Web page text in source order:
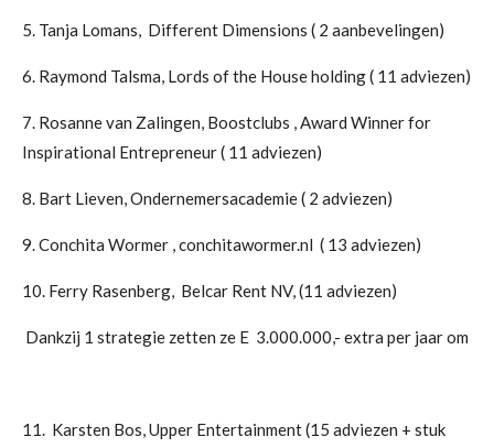
5. Tanja Lomans, Different Dimensions ( 2 aanbevelingen)
6. Raymond Talsma, Lords of the House holding ( 11 adviezen)
7. Rosanne van Zalingen, Boostclubs ,Award Winner for
Inspirational Entrepreneur( 11 adviezen)
8. Bart Lieven, Ondernemersacademie ( 2 adviezen)
9. Conchita Wormer , conchitawormer.nl ( 13 adviezen)
10. Ferry Rasenberg, Belcar Rent NV, (11 adviezen)
Dankzij 1 strategie zetten ze E 3.000.000,- extra per jaar om
11. Karsten Bos, Upper Entertainment (15 adviezen + stuk